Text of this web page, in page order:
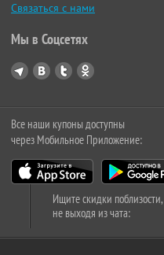
Связаться с нами
Мы в Соцсетях
Все наши купоны доступны
через Мобильное Приложение:
Ищите скидки поблизости,
не выходя из чата: